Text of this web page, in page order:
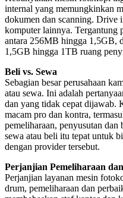
internal yang memungkinkan
dokumen dan scanning. Drive
komputer lainnya. Tergantung
antara 256MB hingga 1,5GB,
1,5GB hingga 1TB ruang
Beli vs. Sewa
Sebagian besar perusahaan
atau sewa. Ini adalah
dan yang tidak cepat dijawab.
macam pro dan kontra,
pemeliharaan, penyusutan
sewa atau beli itu tepat untuk
dengan provider tersebut.
Perjanjian Pemeliharaan
Perjanjian layanan mesin
drum, pemeliharaan dan